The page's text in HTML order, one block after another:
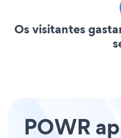
Os visitantes
POWR